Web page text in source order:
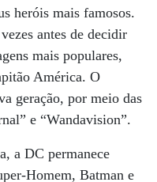
heróis mais famosos.
antes de decidir
mais populares,
América. O
geração, por meio das
e “Wandavision”.
a DC permanece
Homem, Batman e